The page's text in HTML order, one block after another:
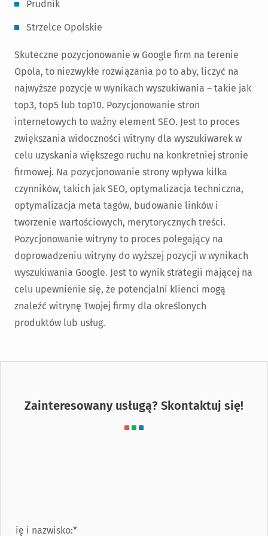
Prudnik
Strzelce Opolskie
Skuteczne pozycjonowanie w Google firm na terenie
Opola, to niezwykłe rozwiązania po to aby, liczyć na
najwyższe pozycje w wynikach wyszukiwania – takie jak
top3, top5 lub top10. Pozycjonowanie stron
internetowych to ważny element SEO. Jest to proces
zwiększania widoczności witryny dla wyszukiwarek w
celu uzyskania większego ruchu na konkretniej stronie
firmowej. Na pozycjonowanie strony wpływa kilka
czynników, takich jak SEO, optymalizacja techniczna,
optymalizacja meta tagów, budowanie linków i
tworzenie wartościowych, merytorycznych treści.
Pozycjonowanie witryny to proces polegający na
doprowadzeniu witryny do wyższej pozycji w wynikach
wyszukiwania Google. Jest to wynik strategii mającej na
celu upewnienie się, że potencjalni klienci mogą
znaleźć witrynę Twojej firmy dla określonych
produktów lub usług.
Zainteresowany usługą? Skontaktuj się!
Imię i nazwisko:*